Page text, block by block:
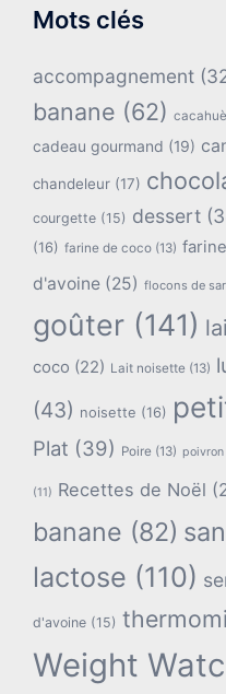
Mots clés
accompagnement
banane (62)
cadeau gourmand (19)
chandeleur (17)
courgette (15) dessert
(16) farine de coco (13)
d'avoine (25) flocons de
goûter (141)
coco (22) Lait noisette (13)
(43) noisette (16)
Plat (39) Poire (13) poivron
(11) Recettes de Noël
banane (82)
lactose (110)
d'avoine (15)
Weight